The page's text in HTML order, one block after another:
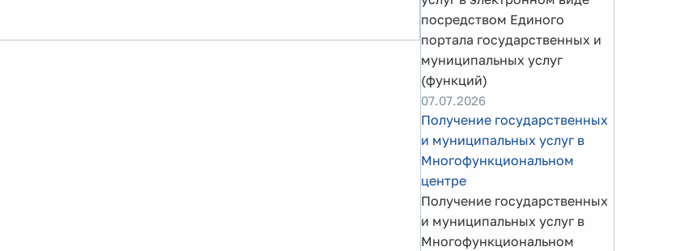
посредством Единого
портала государственных и
муниципальных услуг
(функций)
07.07.2026
Получение государственных
и муниципальных услуг в
Многофункциональном
центре
Получение государственных
и муниципальных услуг в
Многофункциональном